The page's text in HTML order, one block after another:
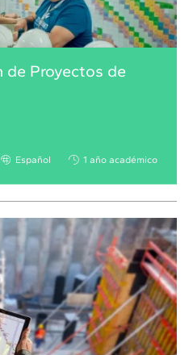
de Proyectos de
Español 1 año académico